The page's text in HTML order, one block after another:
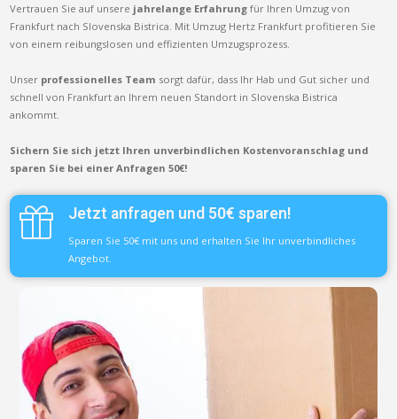
Vertrauen Sie auf unsere jahrelange Erfahrung für Ihren Umzug von
Frankfurt nach Slovenska Bistrica. Mit Umzug Hertz Frankfurt profitieren Sie
von einem reibungslosen und effizienten Umzugsprozess.
Unser professionelles Team sorgt dafür, dass Ihr Hab und Gut sicher und
schnell von Frankfurt an Ihrem neuen Standort in Slovenska Bistrica
ankommt.
Sichern Sie sich jetzt Ihren unverbindlichen Kostenvoranschlag und
sparen Sie bei einer Anfragen 50€!
Jetzt anfragen und 50€ sparen!
Sparen Sie 50€ mit uns und erhalten Sie Ihr unverbindliches
Angebot.